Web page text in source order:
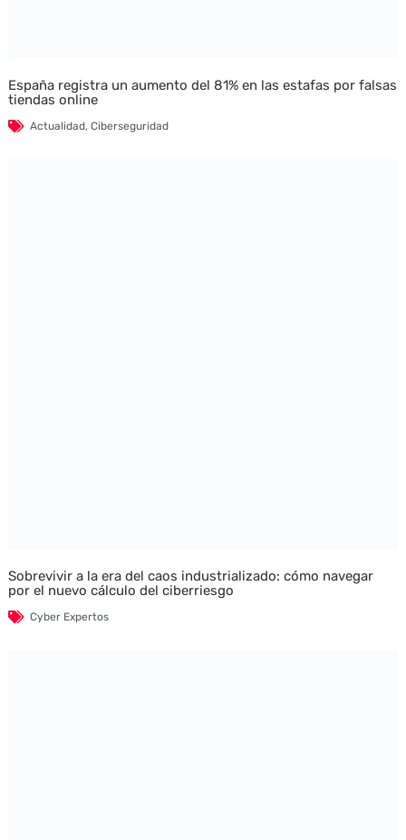
España registra un aumento del 81% en las estafas por falsas
tiendas online
Actualidad, Ciberseguridad
Sobrevivir a la era del caos industrializado: cómo navegar
por el nuevo cálculo del ciberriesgo
Cyber Expertos